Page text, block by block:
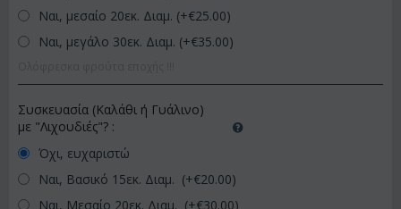
Ναι, μεσαίο 20εκ. Διαμ. (+€25.00)
Ναι, μεγάλο 30εκ. Διαμ. (+€35.00)
Συσκευασία (Καλάθι ή Γυάλινο)
με "Λιχουδιές"? :
Όχι, ευχαριστώ
Ναι, Βασικό 15εκ. Διαμ. (+€20.00)
Ναι, Μεσαίο 20εκ. Διαμ. (+€30.00)